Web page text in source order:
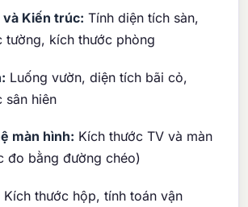
Kiến trúc: Tính diện tích sàn,
tường, kích thước phòng
Luống vườn, diện tích bãi cỏ,
sân hiên
màn hình: Kích thước TV và màn
đo bằng đường chéo)
Kích thước hộp, tính toán vận